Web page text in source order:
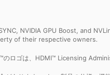
NVIDIA GPU Boost, and
of their respective owners.
ロゴは、HDMI™ Licensing